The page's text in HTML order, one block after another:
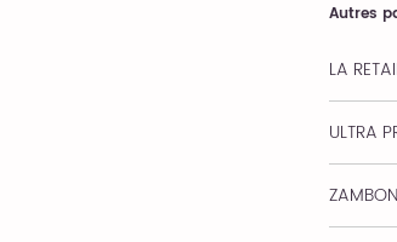
Autres
LA
ULTRA